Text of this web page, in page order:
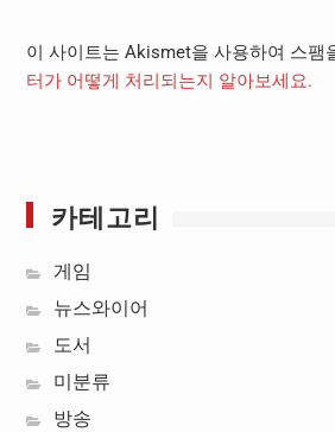
이 사이트는 Akismet을 사용하여 스팸
터가 어떻게 처리되는지 알아보세요.
카테고리
게임
뉴스와이어
도서
미분류
방송